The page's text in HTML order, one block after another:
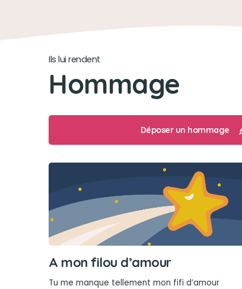
Ils lui rendent
Hommage
Déposer un hommage
A mon filou d’amour
Tu me manque tellement mon fifi d’amour